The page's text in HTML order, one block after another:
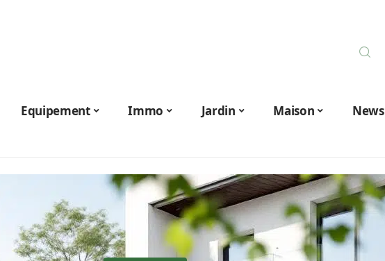
Equipement Immo Jardin Maison News